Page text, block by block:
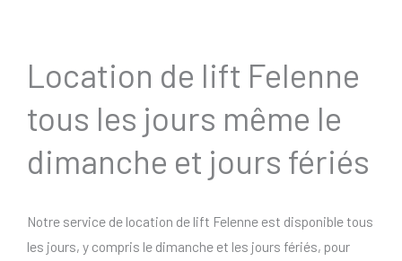
Location de lift Felenne
tous les jours même le
dimanche et jours fériés
Notre service de location de lift Felenne est disponible tous
les jours, y compris le dimanche et les jours fériés, pour